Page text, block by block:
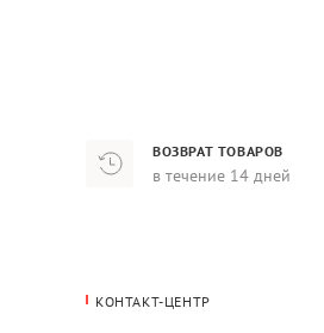
ВОЗВРАТ ТОВАРОВ
в течение 14 дней
КОНТАКТ-ЦЕНТР